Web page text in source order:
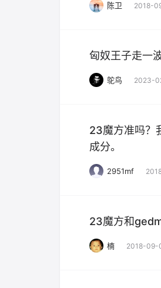
陈卫 2018-
匈奴王子走一
鸵鸟 2023-
23魔方准吗？
成分。
2951mf
23魔方和
楠 2018-09-